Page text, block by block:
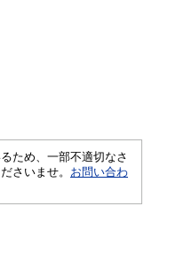
ため、一部不適切なさ
さいませ。 お問い合わ